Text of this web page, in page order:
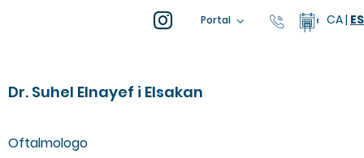
Portal 93 805 04
CA| ES
Dr. Suhel Elnayef i Elsakan
Oftalmologo